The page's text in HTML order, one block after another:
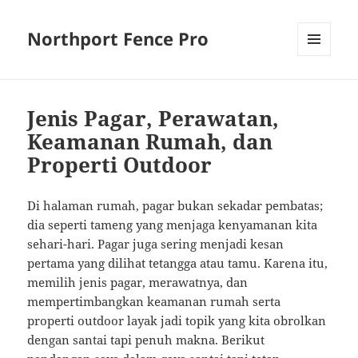
Northport Fence Pro
Jenis Pagar, Perawatan,
Keamanan Rumah, dan
Properti Outdoor
Di halaman rumah, pagar bukan sekadar pembatas;
dia seperti tameng yang menjaga kenyamanan kita
sehari-hari. Pagar juga sering menjadi kesan
pertama yang dilihat tetangga atau tamu. Karena itu,
memilih jenis pagar, merawatnya, dan
mempertimbangkan keamanan rumah serta
properti outdoor layak jadi topik yang kita obrolkan
dengan santai tapi penuh makna. Berikut